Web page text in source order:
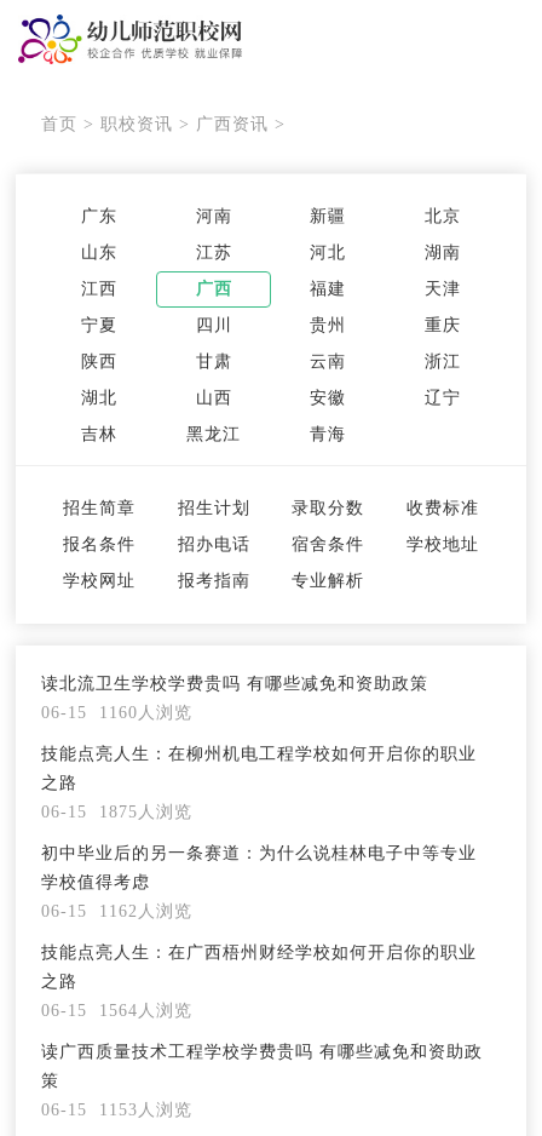
首页 >职校资讯 > 广西资讯 >
广东 河南 新疆
北京
山东
江苏 河北
湖南
江西
广西 福建
天津
宁夏
四川 贵州
重庆
陕西
甘肃 云南
浙江
湖北
山西 安徽
辽宁
吉林
黑龙江 青海
招生简章 招生计划 录取分数
收费标准
报名条件
招办电话 宿舍条件
学校地址
学校网址
报考指南 专业解析
读北流卫生学校学费贵吗 有哪些减免和资助政策
06-15
1160人浏览
技能点亮人生：在柳州机电工程学校如何开启你的职业
之路
06-15
1875人浏览
初中毕业后的另一条赛道：为什么说桂林电子中等专业
学校值得考虑
06-15
1162人浏览
技能点亮人生：在广西梧州财经学校如何开启你的职业
之路
06-15
1564人浏览
读广西质量技术工程学校学费贵吗 有哪些减免和资助政
策
06-15
1153人浏览